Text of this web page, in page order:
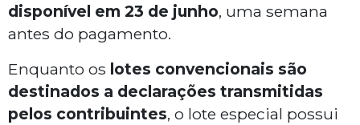
disponível em 23 de junho, uma semana
antes do pagamento.
Enquanto os lotes convencionais são
destinados a declarações transmitidas
pelos contribuintes, o lote especial possui